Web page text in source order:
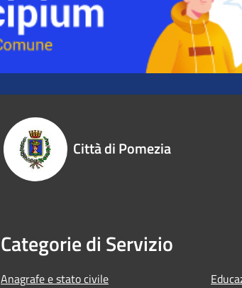
Città di Pomezia
Categorie di Servizio
Anagrafe e stato civile